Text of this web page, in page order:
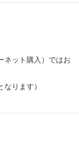
ネット購入）ではお
ります）